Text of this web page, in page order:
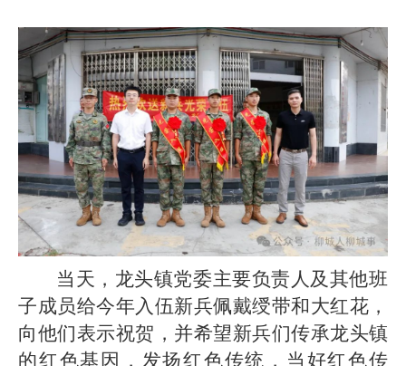
当天，龙头镇党委主要负责人及其他班
子成员给今年入伍新兵佩戴绶带和大红花，
向他们表示祝贺，并希望新兵们传承龙头镇
的红色基因，发扬红色传统，当好红色传